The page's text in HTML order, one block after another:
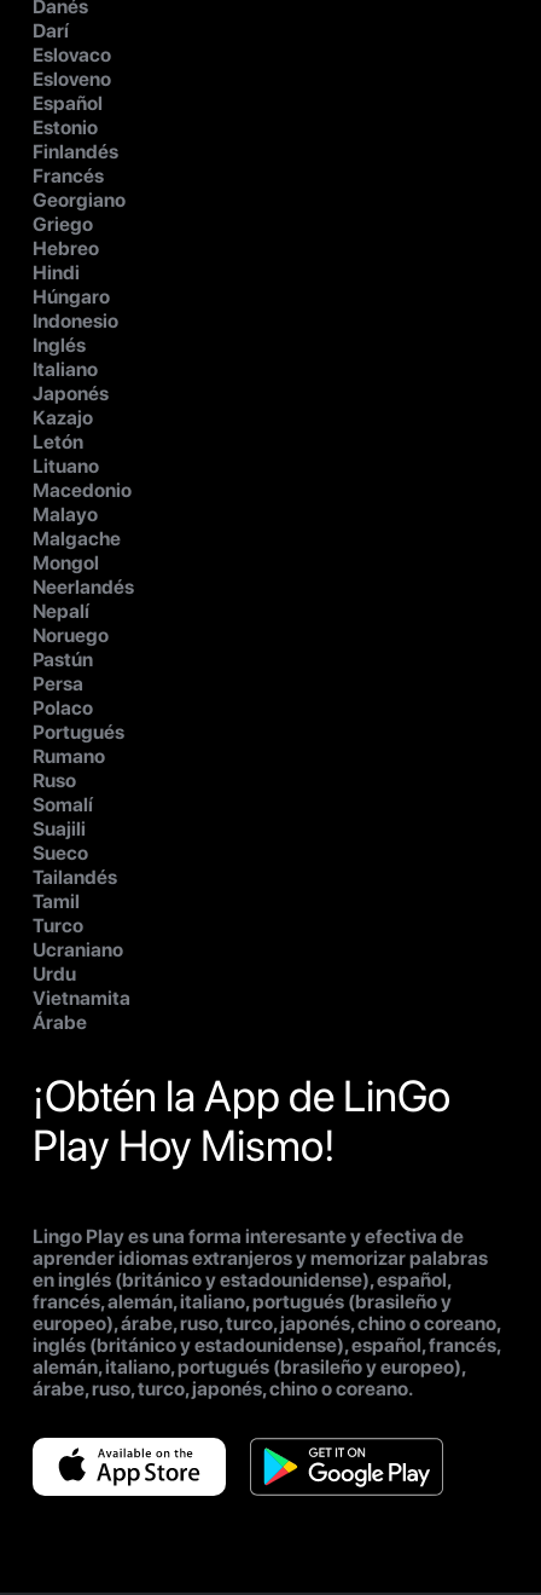
Danés
Darí
Eslovaco
Esloveno
Español
Estonio
Finlandés
Francés
Georgiano
Griego
Hebreo
Hindi
Húngaro
Indonesio
Inglés
Italiano
Japonés
Kazajo
Letón
Lituano
Macedonio
Malayo
Malgache
Mongol
Neerlandés
Nepalí
Noruego
Pastún
Persa
Polaco
Portugués
Rumano
Ruso
Somalí
Suajili
Sueco
Tailandés
Tamil
Turco
Ucraniano
Urdu
Vietnamita
Árabe
¡Obtén la App de LinGo
Play Hoy Mismo!
Lingo Play es una forma interesante y efectiva de
aprender idiomas extranjeros y memorizar palabras
en inglés (británico y estadounidense), español,
francés, alemán, italiano, portugués (brasileño y
europeo), árabe, ruso, turco, japonés, chino o coreano,
inglés (británico y estadounidense), español, francés,
alemán, italiano, portugués (brasileño y europeo),
árabe, ruso, turco, japonés, chino o coreano.